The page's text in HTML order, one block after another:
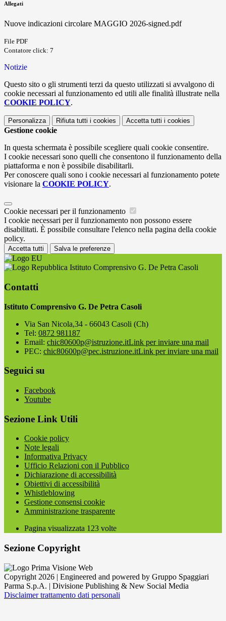
Allegati
Nuove indicazioni circolare MAGGIO 2026-signed.pdf
File PDF
Contatore click: 7
Notizie
Questo sito o gli strumenti terzi da questo utilizzati si avvalgono di
cookie necessari al funzionamento ed utili alle finalità illustrate nella
COOKIE POLICY.
Personalizza Rifiuta tutti i cookies Accetta tutti i cookies
Gestione cookie
In questa schermata è possibile scegliere quali cookie consentire.
I cookie necessari sono quelli che consentono il funzionamento della
piattaforma e non è possibile disabilitarli.
Per conoscere quali sono i cookie necessari al funzionamento potete
visionare la COOKIE POLICY.
Cookie necessari per il funzionamento
I cookie necessari per il funzionamento non possono essere
disabilitati. È possibile consultare l'elenco nella pagina della cookie
policy.
Accetta tutti Salva le preferenze
Istituto Comprensivo G. De Petra Casoli
Contatti
Istituto Comprensivo G. De Petra Casoli
Via San Nicola,34 - 66043 Casoli (Ch)
Tel: 0872 981187
Email: chic80600p@istruzione.itLink per inviare una mail
PEC: chic80600p@pec.istruzione.itLink per inviare una mail
Seguici su
Facebook
Youtube
Sezione Link Utili
Cookie policy
Note legali
Informativa Privacy
Ufficio Relazioni con il Pubblico
Dichiarazione di accessibilità
Obiettivi di accessibilità
Whistleblowing
Gestione consensi cookie
Amministrazione trasparente
Pagina visualizzata 123 volte
Sezione Copyright
Copyright 2026 | Engineered and powered by Gruppo Spaggiari
Parma S.p.A. | Divisione Publishing & New Social Media
Disclaimer trattamento dati personali